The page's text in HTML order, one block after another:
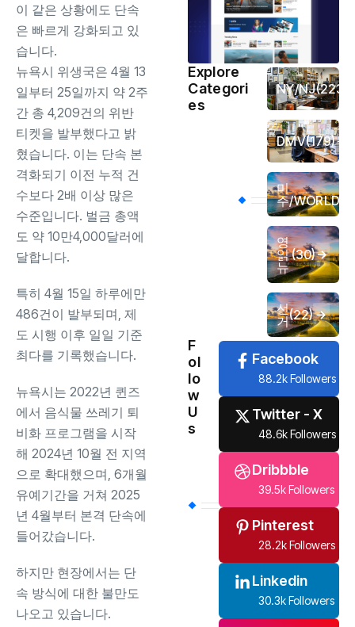
이 같은 상황에도 단속
은 빠르게 강화되고 있
습니다.
뉴욕시 위생국은 4월 13
일부터 25일까지 약 2주
간 총 4,209건의 위반
티켓을 발부했다고 밝
혔습니다. 이는 단속 본
격화되기 이전 누적 건
수보다 2배 이상 많은
수준입니다. 벌금 총액
도 약 10만4,000달러에
달합니다.
특히 4월 15일 하루에만
486건이 발부되며, 제
도 시행 이후 일일 기준
최다를 기록했습니다.
뉴욕시는 2022년 퀸즈
에서 음식물 쓰레기 퇴
비화 프로그램을 시작
해 2024년 10월 전 지역
으로 확대했으며, 6개월
유예기간을 거쳐 2025
년 4월부터 본격 단속에
들어갔습니다.
하지만 현장에서는 단
속 방식에 대한 불만도
나오고 있습니다.
Explore
Categori
es
NY/NJ(223)
DMV(179)
미
주/WORLD
영
읽
뉴
(30)
선
거(22)
F
ol
lo
w
U
s
Facebook
88.2k Followers
Twitter - X
48.6k Followers
Dribbble
39.5k Followers
Pinterest
28.2k Followers
Linkedin
30.3k Followers